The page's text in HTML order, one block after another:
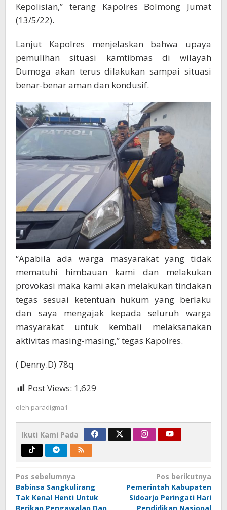
Kepolisian,” terang Kapolres Bolmong Jumat
(13/5/22).
Lanjut Kapolres menjelaskan bahwa upaya
pemulihan situasi kamtibmas di wilayah
Dumoga akan terus dilakukan sampai situasi
benar-benar aman dan kondusif.
“Apabila ada warga masyarakat yang tidak
mematuhi himbauan kami dan melakukan
provokasi maka kami akan melakukan tindakan
tegas sesuai ketentuan hukum yang berlaku
dan saya mengajak kepada seluruh warga
masyarakat untuk kembali melaksanakan
aktivitas masing-masing,” tegas Kapolres.
( Denny.D) 78q
Post Views: 1,629
oleh paradigma1
Ikuti Kami Pada
Navigasi
pos
Pos sebelumnya
Babinsa Sangkulirang
Tak Kenal Henti Untuk
Berikan Pengawalan Dan
Pos berikutnya
Pemerintah Kabupaten
Sidoarjo Peringati Hari
Pendidikan Nasional